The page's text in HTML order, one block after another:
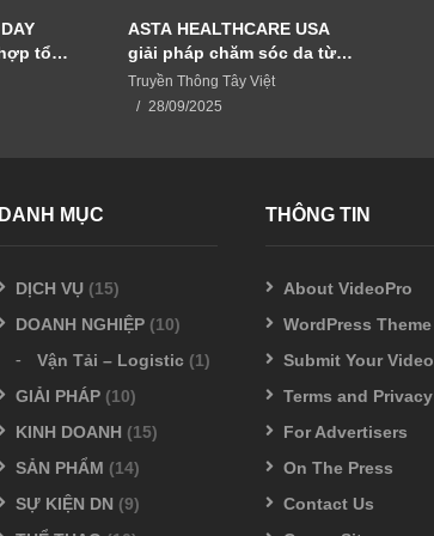
tổ
ASTA HEALTHCARE USA
giải pháp chăm sóc da từ
thiên nhiên
Truyền Thông Tây Việt
28/09/2025
DANH MỤC
DỊCH VỤ (15)
DOANH NGHIỆP (10)
Vận Tải – Logistic (1)
GIẢI PHÁP (10)
KINH DOANH (15)
SẢN PHẨM (14)
SỰ KIỆN DN (9)
THÔNG TIN
About VideoPro
WordPress Theme
Submit Your Video
Terms and Privacy
For Advertisers
On The Press
Contact Us